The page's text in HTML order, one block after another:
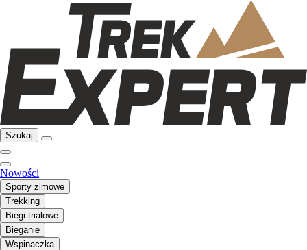
Szukaj
Nowości
Sporty zimowe
Trekking
Biegi trialowe
Bieganie
Wspinaczka